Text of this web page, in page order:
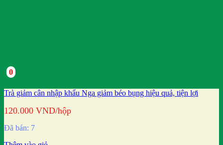
0
Trà giảm cân nhập khẩu Nga giảm béo bụng hiệu quả, tiện lợi
120.000 VND/hộp
Đã bán: 7